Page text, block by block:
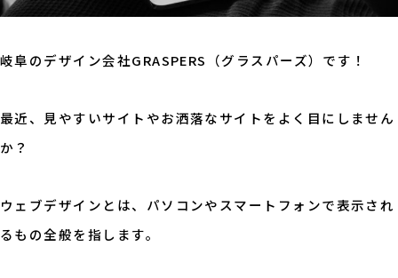
岐阜のデザイン会社GRASPERS（グラスパーズ）です！
最近、見やすいサイトやお洒落なサイトをよく目にしません
か？
ウェブデザインとは、パソコンやスマートフォンで表示され
るもの全般を指します。